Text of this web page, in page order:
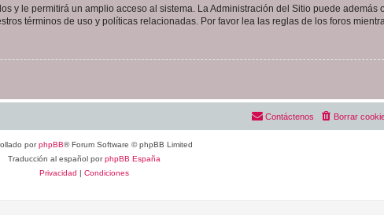
y le permitirá un amplio acceso al sistema. La Administración del Sitio puede además
términos de uso y políticas relacionadas. Por favor lea las reglas de los foros
Borrar
Contáctenos
porphpBB® Forum Software © phpBB Limited
Traducción al español porphpBB España
Privacidad | Condiciones